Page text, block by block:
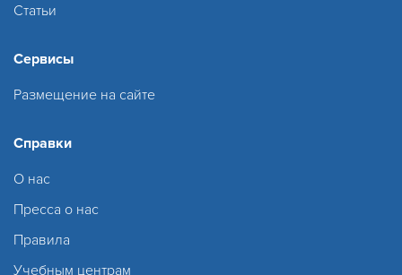
Статьи
Сервисы
Размещение на сайте
Справки
О нас
Пресса о нас
Правила
Учебным центрам